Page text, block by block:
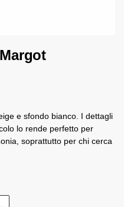
e sfondo bianco. I dettagli
lo rende perfetto per
soprattutto per chi cerca